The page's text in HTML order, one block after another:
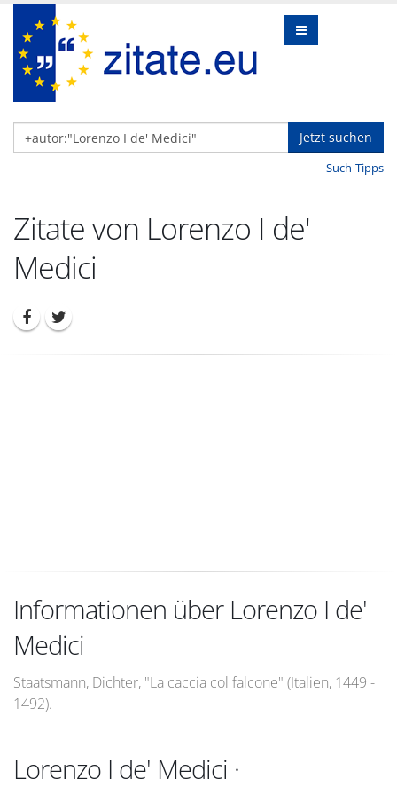
Jetzt suchen
Such-Tipps
Zitate von Lorenzo I de'
Medici
Informationen über Lorenzo I de'
Medici
Staatsmann, Dichter, "La caccia col falcone" (Italien, 1449 -
1492).
Lorenzo I de' Medici ·